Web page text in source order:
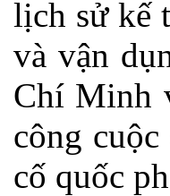
lịch sử kế
và vận
Chí Minh
công
cố quốc